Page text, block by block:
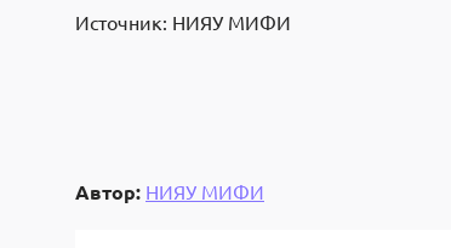
Источник: НИЯУ МИФИ
Автор: НИЯУ МИФИ